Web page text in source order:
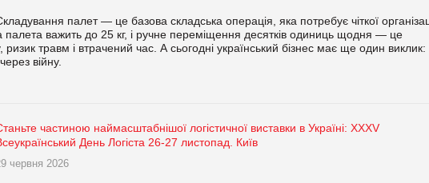
палет — це базова складська операція, яка потребує чіткої
палета важить до 25 кг, і ручне переміщення десятків одиниць щодня — це
травм і втрачений час. А сьогодні український бізнес має ще один виклик:
війну.
частиною наймасштабнішої логістичної виставки в Україні: XXXV
День Логіста 26-27 листопад. Київ
червня 2026